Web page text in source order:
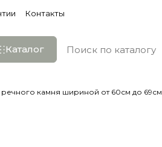
Контакты
Каталог
камня шириной от 60см до 69см